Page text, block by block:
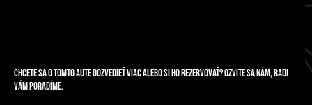
Chcete sa o tomto aute dozvedieť viac alebo si ho rezervovať? Ozvite sa nám, radi
vám poradíme.